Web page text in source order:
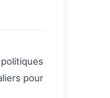
pour